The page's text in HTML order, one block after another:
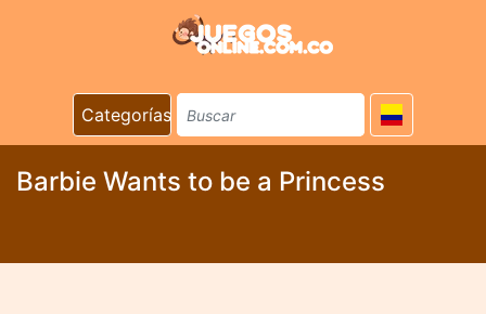
Categorías
Barbie Wants to be a Princess